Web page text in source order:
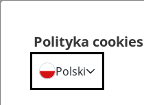
Polityka cookies
Polski